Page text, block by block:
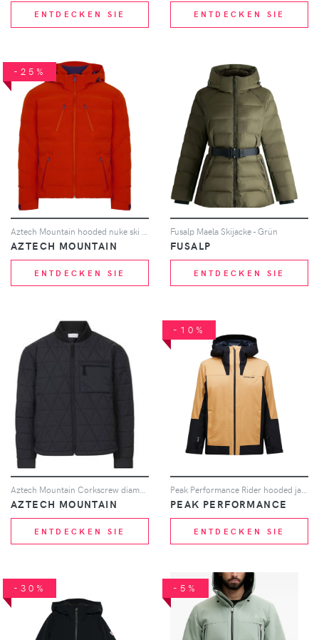
ENTDECKEN SIE ENTDECKEN SIE
-25%
AZTECH MOUNTAIN
ENTDECKEN SIE
Fusalp Maela Skijacke - Grün
FUSALP
ENTDECKEN SIE
AZTECH MOUNTAIN
ENTDECKEN SIE
-10%
PEAK PERFORMANCE
ENTDECKEN SIE
-30% -5%